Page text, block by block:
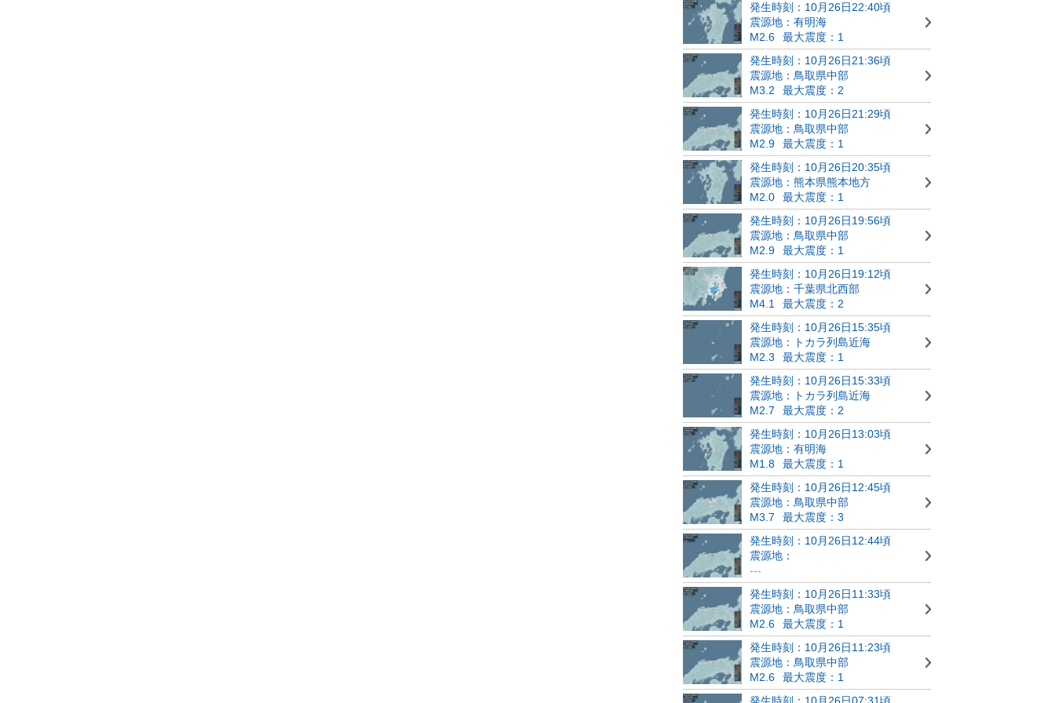
発生時刻：10月26日22:40頃
震源地：有明海
M2.6
最大震度：1
発生時刻：10月26日21:36頃
震源地：鳥取県中部
M3.2
最大震度：2
発生時刻：10月26日21:29頃
震源地：鳥取県中部
M2.9
最大震度：1
発生時刻：10月26日20:35頃
震源地：熊本県熊本地方
M2.0
最大震度：1
発生時刻：10月26日19:56頃
震源地：鳥取県中部
M2.9
最大震度：1
発生時刻：10月26日19:12頃
震源地：千葉県北西部
M4.1
最大震度：2
発生時刻：10月26日15:35頃
震源地：トカラ列島近海
M2.3
最大震度：1
発生時刻：10月26日15:33頃
震源地：トカラ列島近海
M2.7
最大震度：2
発生時刻：10月26日13:03頃
震源地：有明海
M1.8
最大震度：1
発生時刻：10月26日12:45頃
震源地：鳥取県中部
M3.7
最大震度：3
発生時刻：10月26日12:44頃
震源地：
---
発生時刻：10月26日11:33頃
震源地：鳥取県中部
M2.6
最大震度：1
発生時刻：10月26日11:23頃
震源地：鳥取県中部
M2.6
最大震度：1
発生時刻：10月26日07:31頃